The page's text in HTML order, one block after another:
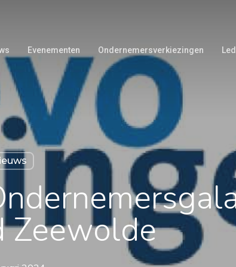
Evenementen Ondernemersverkiezingen
Zeewolde